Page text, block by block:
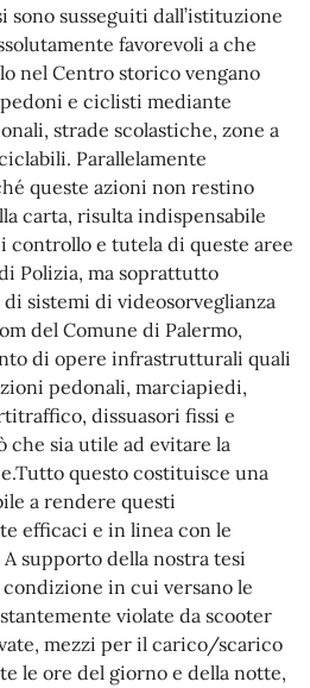
susseguiti dall’istituzione
favorevoli a che
nel Centro storico vengano
e ciclisti mediante
strade scolastiche, zone a
Parallelamente
queste azioni non restino
carta, risulta indispensabile
controllo e tutela di queste aree
Polizia, ma soprattutto
sistemi di videosorveglianza
del Comune di Palermo,
di opere infrastrutturali quali
pedonali, marciapiedi,
dissuasori fissi e
sia utile ad evitare la
questo costituisce una
a rendere questi
efficaci e in linea con le
supporto della nostra tesi
in cui versano le
violate da scooter
mezzi per il carico/scarico
le ore del giorno e della notte,